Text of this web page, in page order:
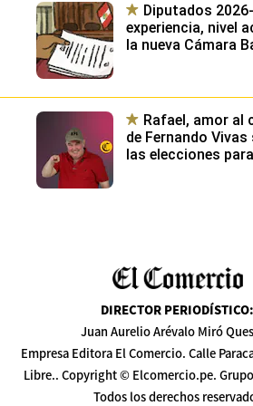
Diputados
experiencia, nivel
la nueva Cámara
Rafael, amor al
de Fernando
las elecciones
DIRECTOR PERIODÍSTICO:
Juan Aurelio Arévalo Miró
Empresa Editora El Comercio. Calle
Libre.. Copyright © Elcomercio.pe.
Todos los derechos